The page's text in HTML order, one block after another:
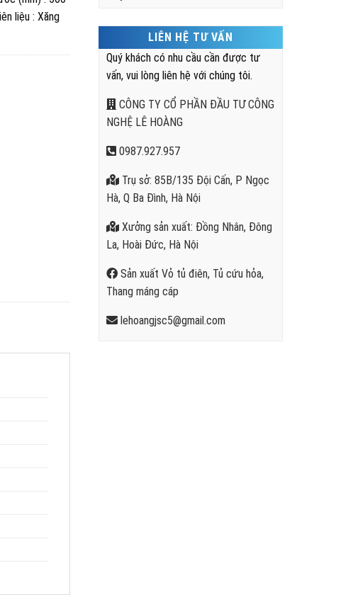
LIÊN HỆ TƯ VẤN
Quý khách có nhu cầu cần được tư
vấn, vui lòng liên hệ với chúng tôi.
CÔNG TY CỔ PHẦN ĐẦU TƯ CÔNG
NGHỆ LÊ HOÀNG
0987.927.957
Trụ sở: 85B/135 Đội Cấn, P Ngọc
Hà, Q Ba Đình, Hà Nội
Xưởng sản xuất: Đồng Nhân, Đông
La, Hoài Đức, Hà Nội
Sản xuất Vỏ tủ điên, Tủ cứu hỏa,
Thang máng cáp
lehoangjsc5@gmail.com
liệu : Xăng